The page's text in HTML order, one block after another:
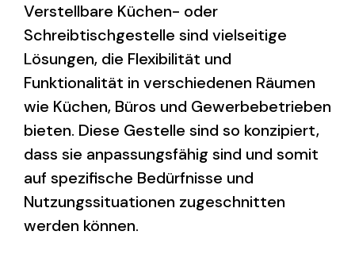
Verstellbare Küchen- oder
Schreibtischgestelle sind vielseitige
Lösungen, die Flexibilität und
Funktionalität in verschiedenen Räumen
wie Küchen, Büros und Gewerbebetrieben
bieten. Diese Gestelle sind so konzipiert,
dass sie anpassungsfähig sind und somit
auf spezifische Bedürfnisse und
Nutzungssituationen zugeschnitten
werden können.